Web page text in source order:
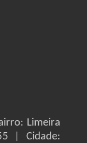
Limeira
| Cidade: